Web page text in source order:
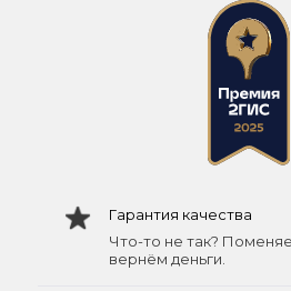
Гарантия качества
Что-то не так?
вернём деньги.